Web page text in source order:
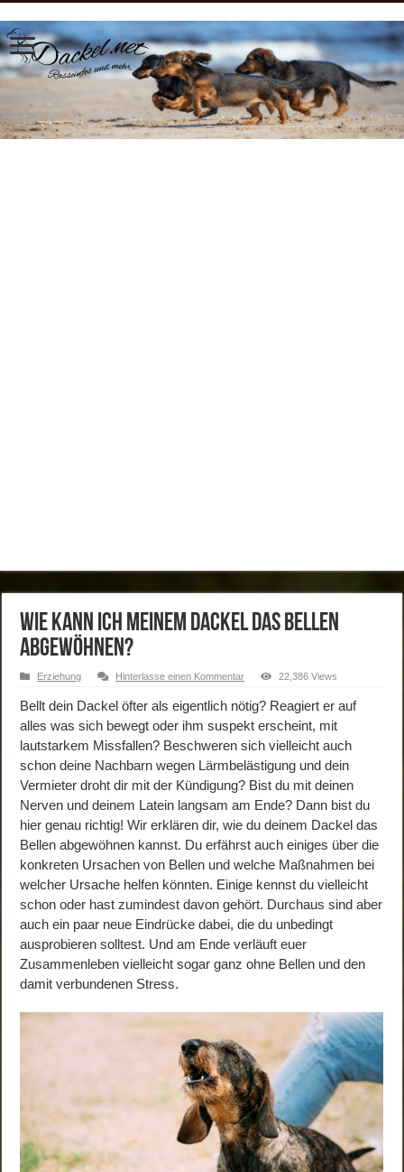
Wie kann ich meinem Dackel das Bellen
abgewöhnen?
Erziehung Hinterlasse einen Kommentar 22,386 Views
Bellt dein Dackel öfter als eigentlich nötig? Reagiert er auf
alles was sich bewegt oder ihm suspekt erscheint, mit
lautstarkem Missfallen? Beschweren sich vielleicht auch
schon deine Nachbarn wegen Lärmbelästigung und dein
Vermieter droht dir mit der Kündigung? Bist du mit deinen
Nerven und deinem Latein langsam am Ende? Dann bist du
hier genau richtig! Wir erklären dir, wie du deinem Dackel das
Bellen abgewöhnen kannst. Du erfährst auch einiges über die
konkreten Ursachen von Bellen und welche Maßnahmen bei
welcher Ursache helfen könnten. Einige kennst du vielleicht
schon oder hast zumindest davon gehört. Durchaus sind aber
auch ein paar neue Eindrücke dabei, die du unbedingt
ausprobieren solltest. Und am Ende verläuft euer
Zusammenleben vielleicht sogar ganz ohne Bellen und den
damit verbundenen Stress.